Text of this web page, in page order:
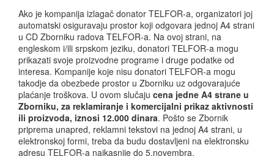
Ako je kompanija izlagač donator TELFOR-a, organizatori joj
automatski osiguravaju prostor koji odgovara jednoj A4 strani
u CD Zborniku radova TELFOR-a. Na ovoj strani, na
engleskom i/ili srpskom jeziku, donatori TELFOR-a mogu
prikazati svoje proizvodne programe i druge podatke od
interesa. Kompanije koje nisu donatori TELFOR-a mogu
takodje da obezbede prostor u Zborniku uz odgovarajuće
plaćanje troškova. U ovom slučaju cena jedne A4 strane u
Zborniku, za reklamiranje i komercijalni prikaz aktivnosti
ili proizvoda, iznosi 12.000 dinara. Pošto se Zbornik
priprema unapred, reklamni tekstovi na jednoj A4 strani, u
elektronskoj formi, treba da budu dostavljeni na elektronsku
adresu TELFOR-a najkasnije do 5.novembra.